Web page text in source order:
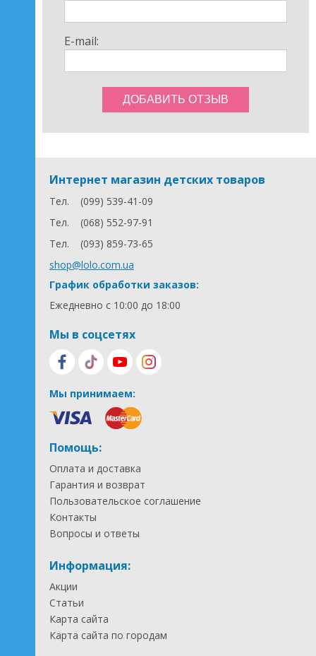
E-mail:
Интернет магазин детских товаров
Тел.
(099) 539-41-09
Тел.
(068) 552-97-91
Тел.
(093) 859-73-65
shop@lolo.com.ua
График обработки заказов:
Ежедневно с 10:00 до 18:00
Мы в соцсетях
Мы принимаем:
Помощь:
Оплата и доставка
Гарантия и возврат
Пользовательское соглашение
Контакты
Вопросы и ответы
Информация:
Акции
Статьи
Карта сайта
Карта сайта по городам